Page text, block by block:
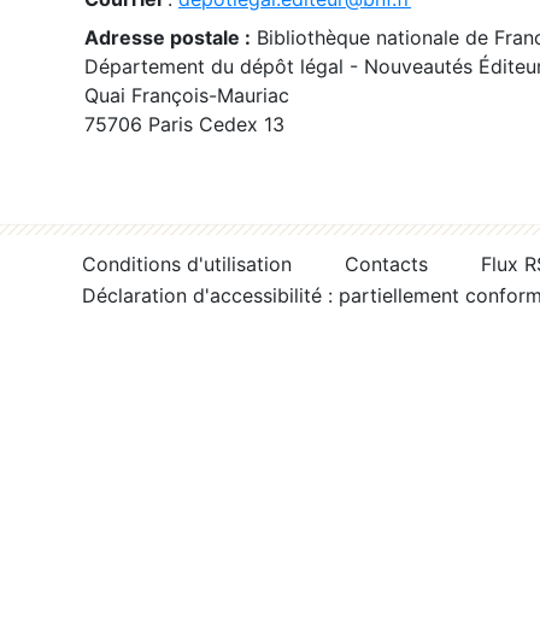
Adresse postale : Bibliothèque nationale de
Département du dépôt légal - Nouveautés
Quai François-Mauriac
75706 Paris Cedex 13
Conditions d'utilisation Contacts
Flux
Déclaration d'accessibilité : partiellement